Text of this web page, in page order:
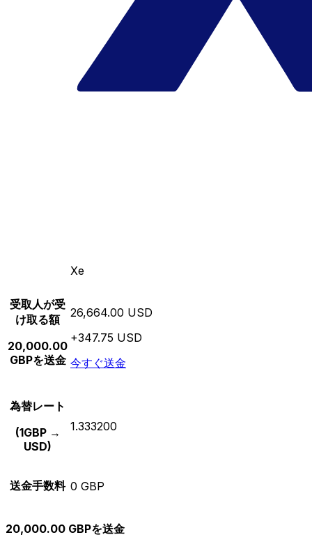
Xe
受取人が受
け取る額
20,000.00
GBPを送金
26,664.00 USD
+347.75 USD
今すぐ送金
為替レート
(1GBP →
USD)
1.333200
送金手数料 0 GBP
20,000.00 GBPを送金